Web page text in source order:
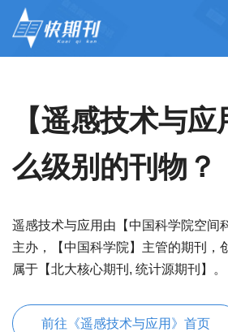
【遥感技术与
么级别的刊物？
遥感技术与应用由【中国科学院空间
主办，【中国科学院】主管的期刊，
属于【北大核心期刊, 统计源期刊】。
前往《遥感技术与应用》首页